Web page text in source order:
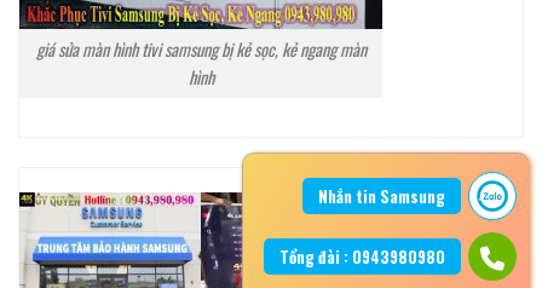
giá sửa màn hình tivi samsung bị kẻ sọc, kẻ ngang màn
hình
Nhắn tin Samsung
Tổng đài : 0943980980